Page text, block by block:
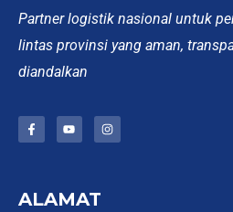
Partner logistik nasional untuk
lintas provinsi yang aman,
diandalkan
F
a
o
o
Y
o
b
e
I
n
ALAMAT